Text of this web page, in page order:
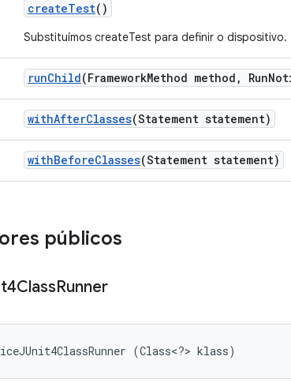
createTest()
Substituímos createTest para definir o dispositivo.
runChild(FrameworkMethod method , Run
withAfterClasses(Statement statement)
withBeforeClasses(Statement statement)
públicos
Runner
(Class<?> klass)